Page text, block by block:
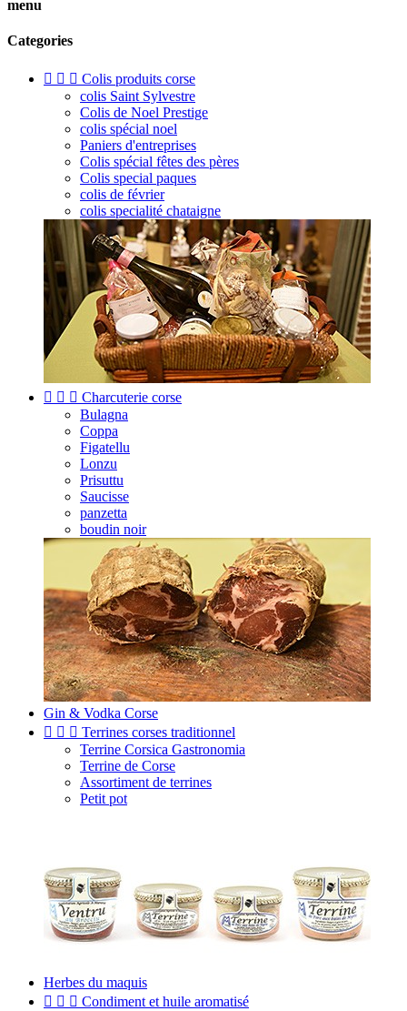
menu
Categories
   Colis produits corse
colis Saint Sylvestre
Colis de Noel Prestige
colis spécial noel
Paniers d'entreprises
Colis spécial fêtes des pères
Colis special paques
colis de février
colis specialité chataigne
   Charcuterie corse
Bulagna
Coppa
Figatellu
Lonzu
Prisuttu
Saucisse
panzetta
boudin noir
Gin & Vodka Corse
   Terrines corses traditionnel
Terrine Corsica Gastronomia
Terrine de Corse
Assortiment de terrines
Petit pot
Herbes du maquis
   Condiment et huile aromatisé